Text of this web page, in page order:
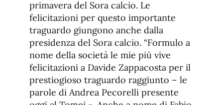
primavera del Sora calcio. Le
felicitazioni per questo importante
traguardo giungono anche dalla
presidenza del Sora calcio. “Formulo a
nome della società le mie più vive
felicitazioni a Davide Zappacosta per il
prestiogioso traguardo raggiunto – le
parole di Andrea Pecorelli presente